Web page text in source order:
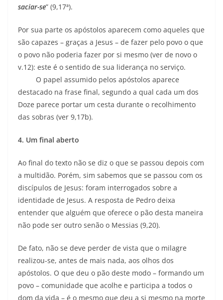
saciar-se” (9,17ª).
Por sua parte os apóstolos aparecem como aqueles que
são capazes – graças a Jesus – de fazer pelo povo o que
o povo não poderia fazer por si mesmo (ver de novo o
v.12): este é o sentido de sua liderança no serviço.
O papel assumido pelos apóstolos aparece
destacado na frase final, segundo a qual cada um dos
Doze parece portar um cesta durante o recolhimento
das sobras (ver 9,17b).
4. Um final aberto
Ao final do texto não se diz o que se passou depois com
a multidão. Porém, sim sabemos que se passou com os
discípulos de Jesus: foram interrogados sobre a
identidade de Jesus. A resposta de Pedro deixa
entender que alguém que oferece o pão desta maneira
não pode ser outro senão o Messias (9,20).
De fato, não se deve perder de vista que o milagre
realizou-se, antes de mais nada, aos olhos dos
apóstolos. O que deu o pão deste modo – formando um
povo – comunidade que acolhe e participa a todos o
dom da vida – é o mesmo que deu a si mesmo na morte